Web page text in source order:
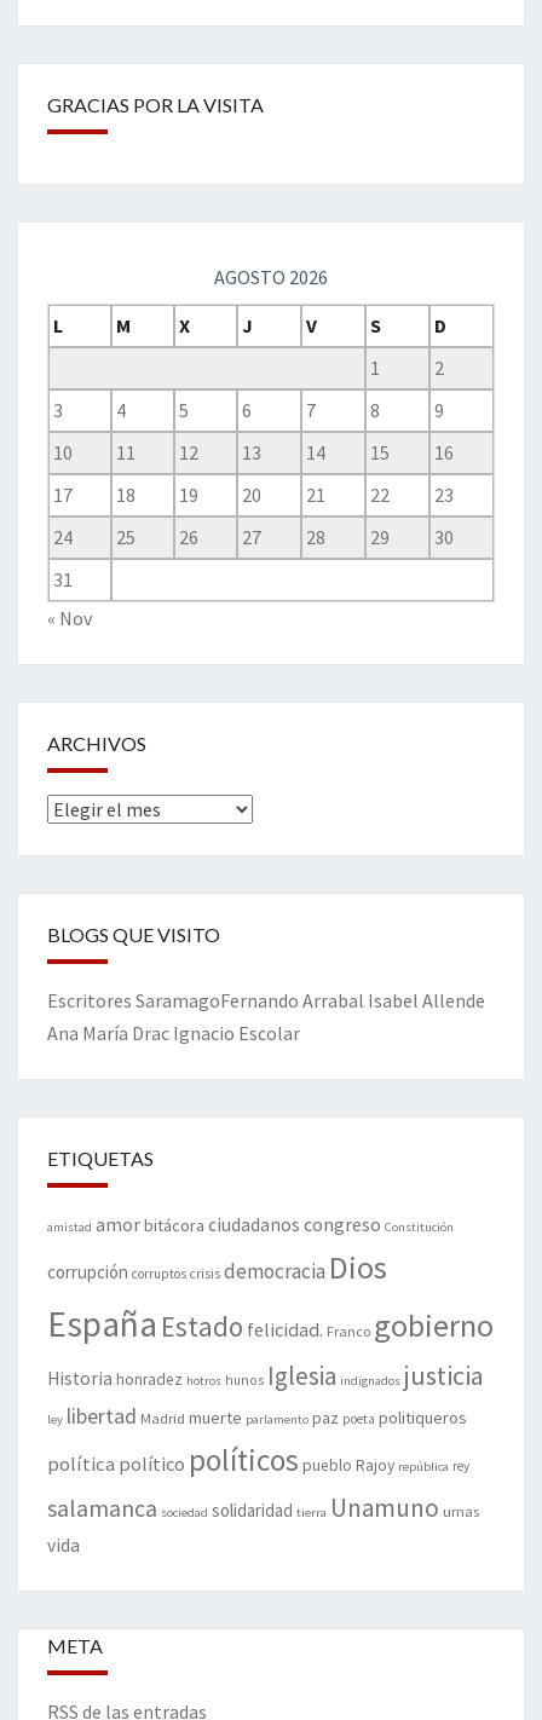
GRACIAS POR LA VISITA
AGOSTO 2026
L
M X J V S
D
1
2
3
4 5 6 7 8
9
10
11 12 13 14 15
16
17
18 19 20 21 22
23
24
25 26 27 28 29
30
31
« Nov
ARCHIVOS
Archivos
BLOGS QUE VISITO
Escritores SaramagoFernando Arrabal Isabel Allende
Ana María Drac Ignacio Escolar
ETIQUETAS
amistad amorbitácora ciudadanos congreso Constitución
corrupción corruptos crisis democracia Dios
España Estado felicidad. Franco gobierno
Historia honradez hotros hunos Iglesia indignados justicia
ley libertad Madrid muerte parlamento paz poeta politiqueros
política político políticos pueblo Rajoy república rey
salamanca sociedad solidaridad tierra Unamuno urnas
vida
META
RSS de las entradas